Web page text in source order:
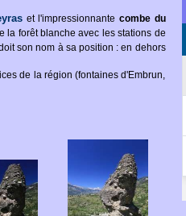
et l'impressionnante combe du
la forêt blanche avec les stations de
son nom à sa position : en dehors
de la région (fontaines d'Embrun,